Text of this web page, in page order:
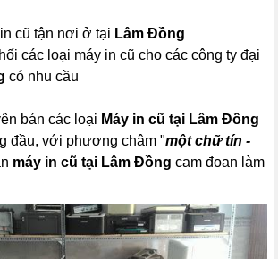
cũ tận nơi ở tại Lâm Đồng
các loại máy in cũ cho các công ty đại
có nhu cầu
bán các loại Máy in cũ tại Lâm Đồng
đầu, với phương châm "một chữ tín -
máy in cũ tại Lâm Đồng cam đoan làm